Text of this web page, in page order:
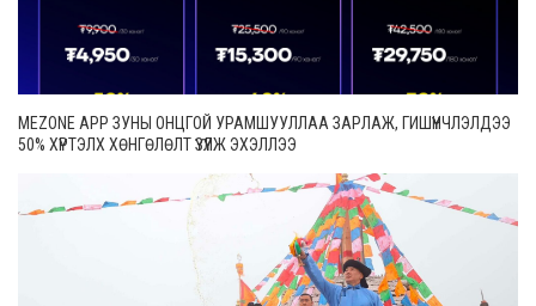
MEZONE APP ЗУНЫ ОНЦГОЙ УРАМШУУЛЛАА ЗАРЛАЖ, ГИШҮҮНЧЛЭЛДЭЭ
50% ХҮРТЭЛХ ХӨНГӨЛӨЛТ ҮЗҮҮЛЖ ЭХЭЛЛЭЭ